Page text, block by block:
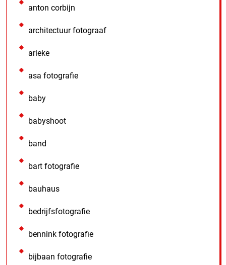
anton corbijn
architectuur fotograaf
arieke
asa fotografie
baby
babyshoot
band
bart fotografie
bauhaus
bedrijfsfotografie
bennink fotografie
bijbaan fotografie